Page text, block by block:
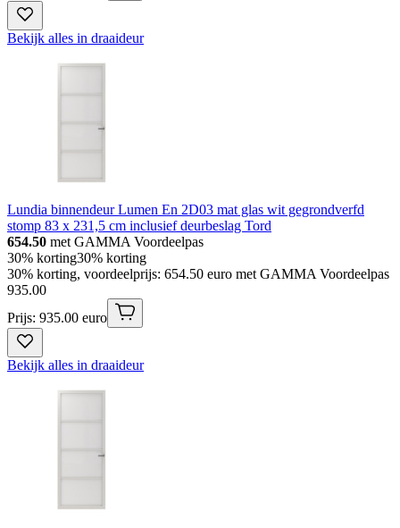
Bekijk alles in draaideur
Lundia binnendeur Lumen En 2D03 mat glas wit gegrondverfd
stomp 83 x 231,5 cm inclusief deurbeslag Tord
654.50 met GAMMA Voordeelpas
30% korting30% korting
30% korting, voordeelprijs: 654.50 euro met GAMMA Voordeelpas
935.00
Prijs: 935.00 euro
Bekijk alles in draaideur